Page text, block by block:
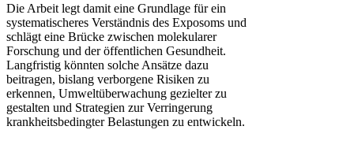
Die Arbeit legt damit eine Grundlage für ein
systematischeres Verständnis des Exposoms und
schlägt eine Brücke zwischen molekularer
Forschung und der öffentlichen Gesundheit.
Langfristig könnten solche Ansätze dazu
beitragen, bislang verborgene Risiken zu
erkennen, Umweltüberwachung gezielter zu
gestalten und Strategien zur Verringerung
krankheitsbedingter Belastungen zu entwickeln.